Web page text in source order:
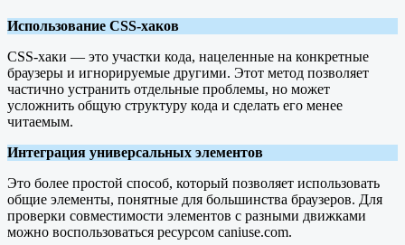
Использование CSS-хаков
CSS-хаки — это участки кода, нацеленные на конкретные
браузеры и игнорируемые другими. Этот метод позволяет
частично устранить отдельные проблемы, но может
усложнить общую структуру кода и сделать его менее
читаемым.
Интеграция универсальных элементов
Это более простой способ, который позволяет использовать
общие элементы, понятные для большинства браузеров. Для
проверки совместимости элементов с разными движками
можно воспользоваться ресурсом caniuse.com.